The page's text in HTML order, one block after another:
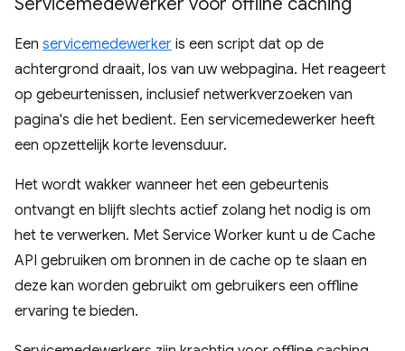
Een servicemedewerker is een script dat op de
achtergrond draait, los van uw webpagina. Het reageert
op gebeurtenissen, inclusief netwerkverzoeken van
pagina's die het bedient. Een servicemedewerker heeft
een opzettelijk korte levensduur.
Het wordt wakker wanneer het een gebeurtenis
ontvangt en blijft slechts actief zolang het nodig is om
het te verwerken. Met Service Worker kunt u de Cache
API gebruiken om bronnen in de cache op te slaan en
deze kan worden gebruikt om gebruikers een offline
ervaring te bieden.